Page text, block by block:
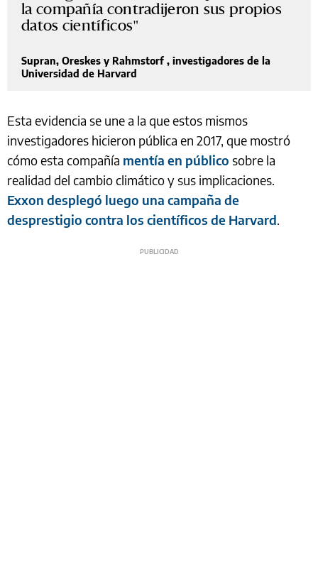
la compañía contradijeron sus propios
datos científicos
Supran, Oreskes y Rahmstorf , investigadores de la
Universidad de Harvard
Esta evidencia se une a la que estos mismos
investigadores hicieron pública en 2017, que mostró
cómo esta compañía mentía en público sobre la
realidad del cambio climático y sus implicaciones.
Exxon desplegó luego una campaña de
desprestigio contra los científicos de Harvard.